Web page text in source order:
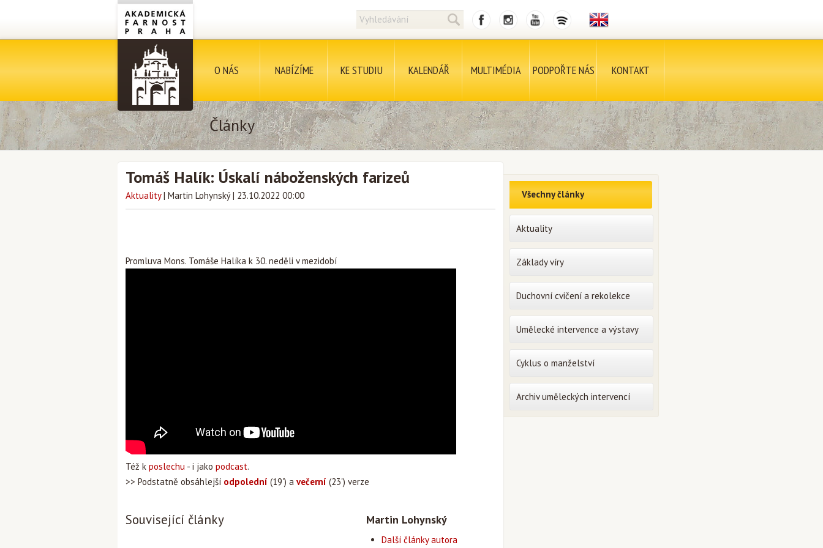
O NÁS NABÍZÍME KE STUDIU KALENDÁŘ MULTIMÉDIA PODPOŘTE NÁS KONTAKT
Články
Tomáš Halík: Úskalí náboženských farizeů
Aktuality | Martin Lohynský| 23.10.2022 00:00
Promluva Mons. Tomáše Halíka k 30. neděli v mezidobí
Též k poslechu - i jako podcast.
>> Podstatně obsáhlejší odpolední (19') a večerní (23') verze
Související články Martin Lohynský
Další články autora
Všechny články
Aktuality
Základy víry
Duchovní cvičení a rekolekce
Umělecké intervence a výstavy
Cyklus o manželství
Archiv uměleckých intervencí